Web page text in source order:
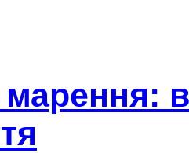
марення: